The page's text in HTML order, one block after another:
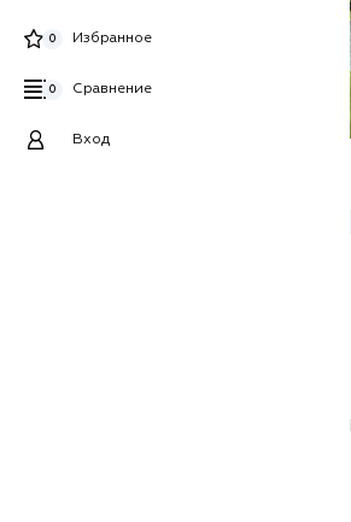
Избранное
0
Сравнение
0
Вход